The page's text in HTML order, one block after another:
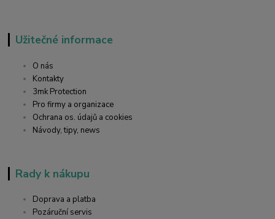
Užitečné informace
O nás
Kontakty
3mk Protection
Pro firmy a organizace
Ochrana os. údajů a cookies
Návody, tipy, news
Rady k nákupu
Doprava a platba
Pozáruční servis